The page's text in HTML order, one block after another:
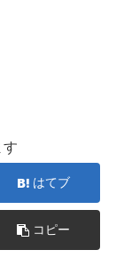
す
はてブ
コピー